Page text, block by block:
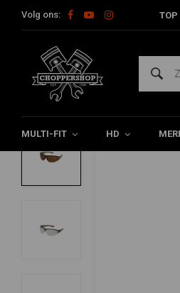
Volg ons: TOP
MULTI-FIT HD
Home The Biker Brillen
CARHARTT
Easley-Bril | Kies